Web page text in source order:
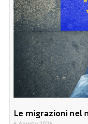
Le migrazioni nel